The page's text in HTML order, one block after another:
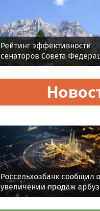
Рейтинг эффективности
сенаторов Совета
РФ. Итоги весенней
сессии-2026
Россельхозбанк сообщил
увеличении продаж
среди русских